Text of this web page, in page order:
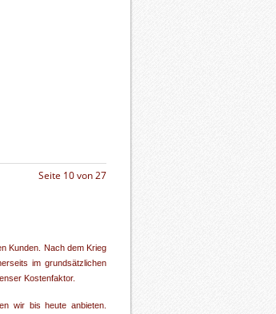
Seite 10 von 27
Kunden. Nach dem Krieg
im grundsätzlichen
Kostenfaktor.
wir bis heute anbieten.